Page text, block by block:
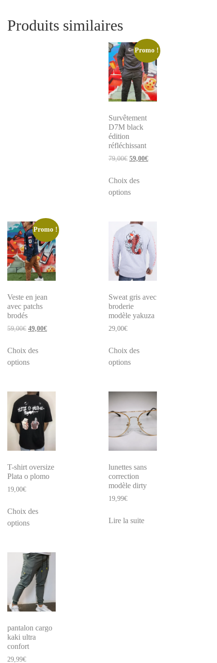
Produits similaires
Promo !
Survêtement
D7M black
édition
réfléchissant
79,00€ 59,00€
Choix des
options
Promo !
Veste en jean
avec patchs
brodés
59,00€ 49,00€
Choix des
options
Sweat gris avec
broderie
modèle yakuza
29,00€
Choix des
options
T-shirt oversize
Plata o plomo
19,00€
Choix des
options
lunettes sans
correction
modèle dirty
19,99€
Lire la suite
pantalon cargo
kaki ultra
confort
29,99€